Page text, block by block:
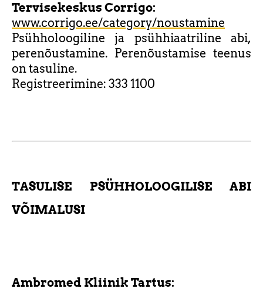
Tervisekeskus Corrigo:
www.corrigo.ee/category/noustamine
Psühholoogiline ja psühhiaatriline abi,
perenõustamine. Perenõustamise teenus
on tasuline.
Registreerimine: 333 1100
TASULISE PSÜHHOLOOGILISE ABI
VÕIMALUSI
Ambromed Kliinik Tartus: